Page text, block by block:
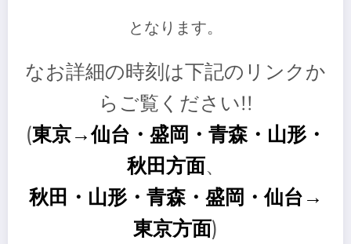
となります。
なお詳細の時刻は下記のリンクか
らご覧ください!!
(東京→仙台・盛岡・青森・山形・
秋田方面、
秋田・ 山形・青森・盛岡・仙台→
東京方面)